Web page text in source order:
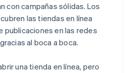
con campañas sólidas. Los
las tiendas en línea
publicaciones en las redes
al boca a boca.
una tienda en línea, pero